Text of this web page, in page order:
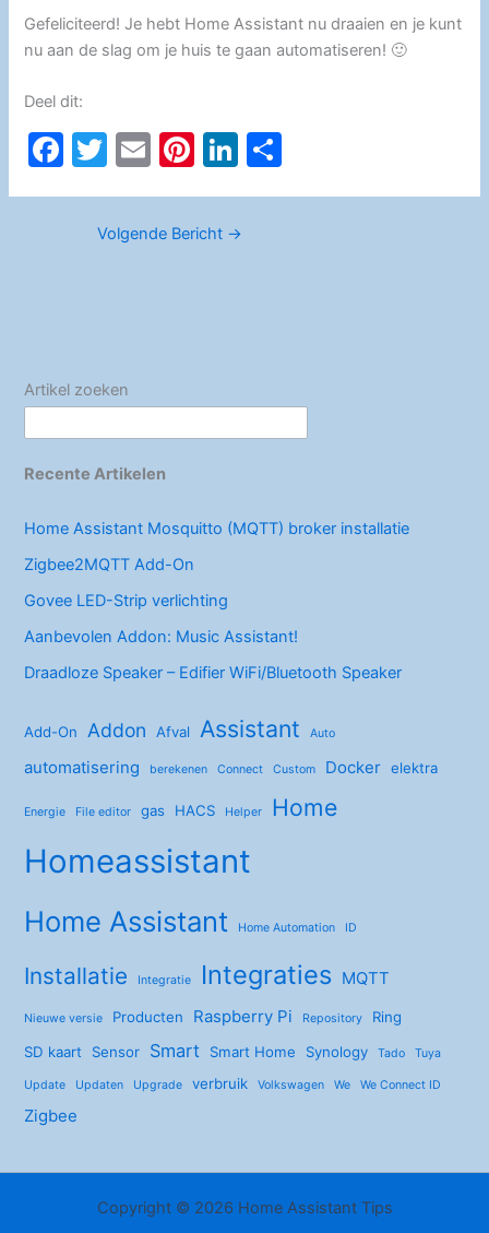
Gefeliciteerd! Je hebt Home Assistant nu draaien en je kunt
nu aan de slag om je huis te gaan automatiseren! 🙂
Deel dit:
F
k
T
itt
er
E
ai
Pi
er
Li
Volgende Bericht →
Artikel zoeken
Recente Artikelen
Home Assistant Mosquitto (MQTT) broker installatie
Zigbee2MQTT Add-On
Govee LED-Strip verlichting
Aanbevolen Addon: Music Assistant!
Draadloze Speaker – Edifier WiFi/Bluetooth Speaker
Add-On Addon Afval Assistant Auto
automatisering berekenen Connect Custom Docker elektra
Energie File editor gas HACS Helper Home
Homeassistant
Home Assistant Home Automation ID
Installatie Integratie Integraties MQTT
Nieuwe versie Producten Raspberry Pi Repository
Ring
SD kaart
Sensor Smart Smart Home Synology Tado Tuya
Update Updaten Upgrade verbruik Volkswagen We We Connect ID
Zigbee
Copyright © 2026 Home Assistant Tips